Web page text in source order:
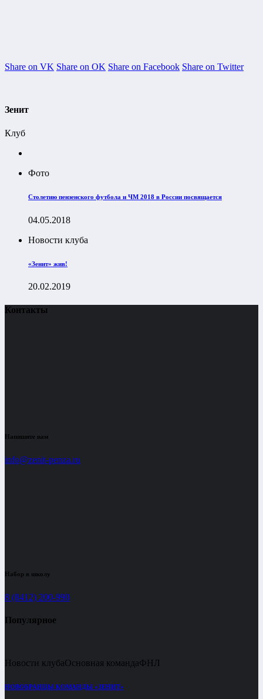
Share on VK Share on OK Share on Facebook Share on Twitter
Зенит
Клуб
Фото
Столетию пензенского футбола и ЧМ 2018 в России посвящается
04.05.2018
Новости клуба
«Зенит» жив!
20.02.2019
Контакты
Напишите нам
info@zenit-penza.ru
Набор в школу
8 (8412) 200-990
Популярное
Новости клубаОсновная командаФНЛ
НОВОБРАНЦЫ КОМАНДЫ «ЗЕНИТ»